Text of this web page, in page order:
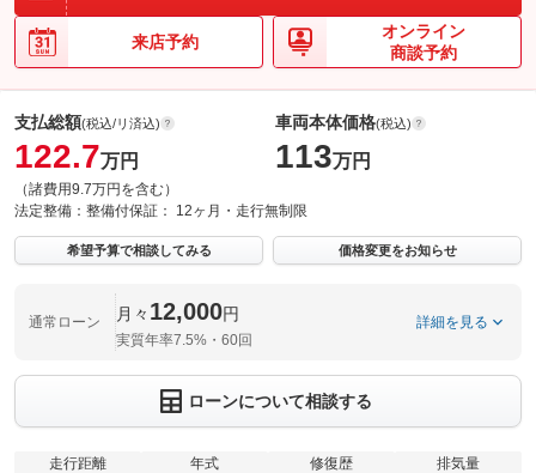
来店予約
オンライン
商談予約
支払総額(税込/リ済込)
122.7万円
（諸費用9.7万円を含む）
車両本体価格(税込)
113万円
法定整備： 整備付保証： 12ヶ月・走行無制限
希望予算で相談してみる 価格変更をお知らせ
通常ローン 月々 12,000円
実質年率7.5%・60回
詳細を見る
ローンについて相談する
走行距離 年式 修復歴 排気量